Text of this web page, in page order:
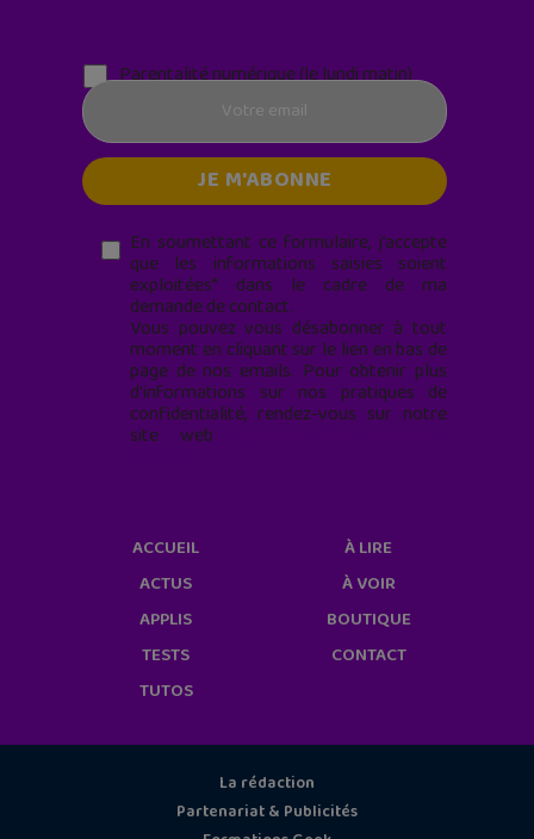
Parentalité numérique (le lundi matin)
En soumettant ce formulaire, j’accepte
que les informations saisies soient
exploitées* dans le cadre de ma
demande de contact.
Vous pouvez vous désabonner à tout
moment en cliquant sur le lien en bas de
page de nos emails. Pour obtenir plus
d'informations sur nos pratiques de
confidentialité, rendez-vous sur notre
site web
ACCUEIL
ACTUS
APPLIS
TESTS
TUTOS
À LIRE
À VOIR
BOUTIQUE
CONTACT
La rédaction
Partenariat & Publicités